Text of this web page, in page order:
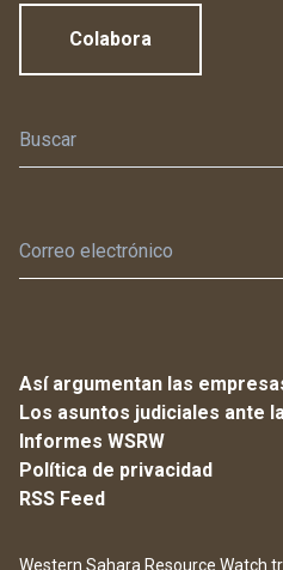
Colabora
Así argumentan las
Los asuntos judiciales ante
Informes WSRW
Política de privacidad
RSS Feed
Western Sahara Resource Watch